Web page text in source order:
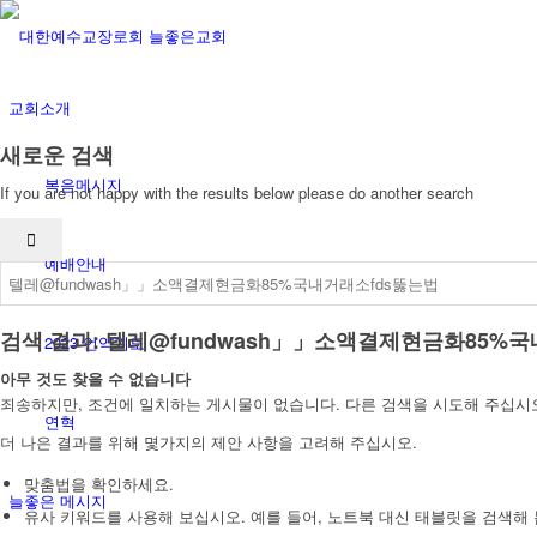
교회소개
복음메시지
예배안내
2023 언약기도
연혁
늘좋은 메시지
새로운 검색
If you are not happy with the results below please do another search
검색 결과: 텔레@fundwash」」소액결제현금화85%
아무 것도 찾을 수 없습니다
죄송하지만, 조건에 일치하는 게시물이 없습니다. 다른 검색을 시도해 주십시
더 나은 결과를 위해 몇가지의 제안 사항을 고려해 주십시오.
맞춤법을 확인하세요.
유사 키워드를 사용해 보십시오. 예를 들어, 노트북 대신 태블릿을 검색해